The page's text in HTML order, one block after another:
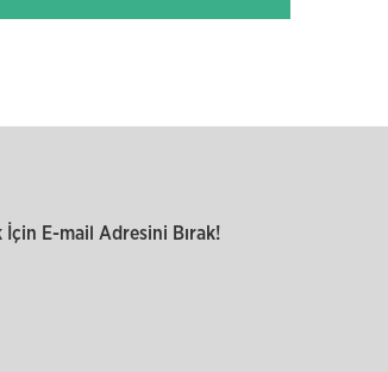
E-mail Adresini Bırak!